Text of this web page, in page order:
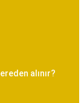
alınır?